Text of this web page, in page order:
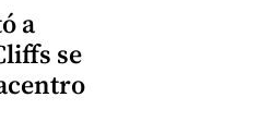
a
se